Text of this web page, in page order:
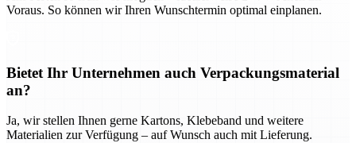
Voraus. So können wir Ihren Wunschtermin optimal einplanen.
Bietet Ihr Unternehmen auch Verpackungsmaterial
an?
Ja, wir stellen Ihnen gerne Kartons, Klebeband und weitere
Materialien zur Verfügung – auf Wunsch auch mit Lieferung.